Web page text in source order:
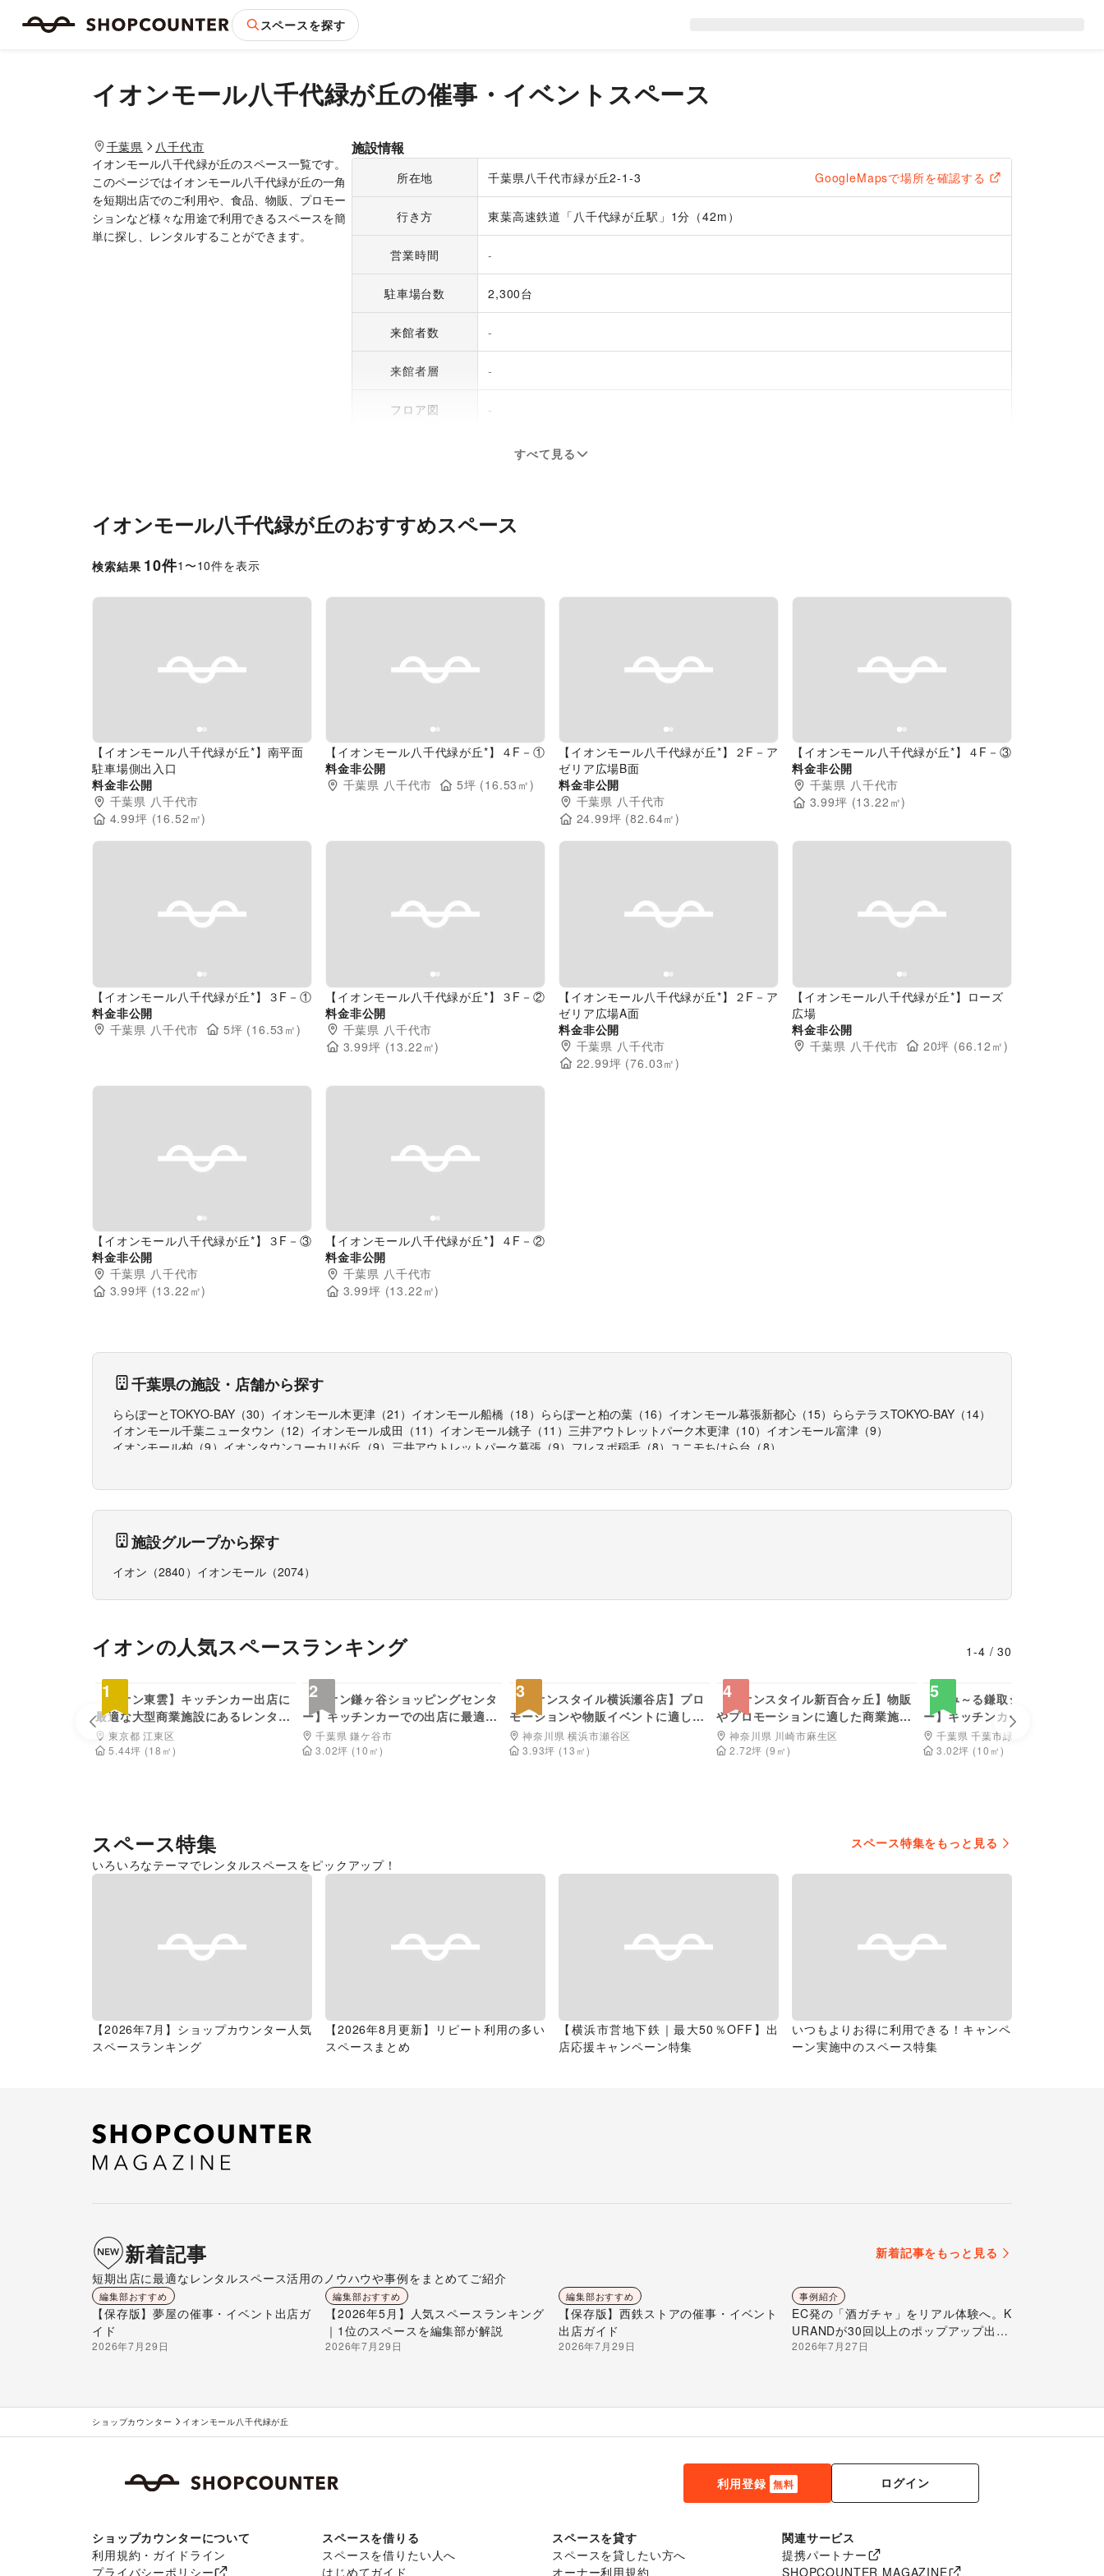
スペースを探す
イオンモール八千代緑が丘の催事・イベントスペース
千葉県
八千代市
イオンモール八千代緑が丘のスペース一覧です。
このページではイオンモール八千代緑が丘の一角
を短期出店でのご利用や、食品、物販、プロモー
ションなど様々な用途で利用できるスペースを簡
単に探し、レンタルすることができます。
施設情報
所在地 千葉県八千代市緑が丘2-1-3 GoogleMapsで場所を確認する
行き方 東葉高速鉄道「八千代緑が丘駅」1分（42m）
営業時間 -
駐車場台数 2,300台
来館者数 -
来館者層 -
フロア図 -
すべて見る
イオンモール八千代緑が丘のおすすめスペース
検索結果 10件1 〜10件を表示
Previous slide
【イオンモール八千代緑が丘*】南平面
駐車場側出入口
料金非公開
千葉県 八千代市
4.99坪 (16.52 ㎡)
Previous slide
【イオンモール八千代緑が丘*】４F－①
料金非公開
千葉県 八千代市 5坪 (16.53 ㎡)
Previous slide
【イオンモール八千代緑が丘*】２F－ア
ゼリア広場B面
料金非公開
千葉県 八千代市
24.99坪 (82.64㎡)
Previous slide
【イオンモール八千代緑が丘*】４F－③
料金非公開
千葉県 八千代市
3.99坪 (13.22 ㎡)
Previous slide
【イオンモール八千代緑が丘*】３F－①
料金非公開
千葉県 八千代市 5坪 (16.53 ㎡)
Previous slide
【イオンモール八千代緑が丘*】３F－②
料金非公開
千葉県 八千代市
3.99坪 (13.22 ㎡)
Previous slide
【イオンモール八千代緑が丘*】２F－ア
ゼリア広場A面
料金非公開
千葉県 八千代市
22.99坪 (76.03㎡)
Previous slide
【イオンモール八千代緑が丘*】ローズ
広場
料金非公開
千葉県 八千代市 20坪 (66.12 ㎡)
Previous slide
【イオンモール八千代緑が丘*】３F－③
料金非公開
千葉県 八千代市
3.99坪 (13.22 ㎡)
Previous slide
【イオンモール八千代緑が丘*】４F－②
料金非公開
千葉県 八千代市
3.99坪 (13.22 ㎡)
千葉県の施設・店舗から探す
ららぽーとTOKYO-BAY（30） イオンモール木更津（21 ） イオンモール船橋 （18 ） ららぽーと柏の葉 （16） イオンモール幕張新都心 （15） ららテラスTOKYO-BAY （14）
イオンモール千葉ニュータウン （12） イオンモール成田 （11 ） イオンモール銚子 （11 ） 三井アウトレットパーク木更津 （10） イオンモール富津 （9）
イオンモール柏 （9 ） イオンタウンユーカリが丘 （9） 三井アウトレットパーク幕張 （9） フレスポ稲毛（8） ユニモちはら台 （8）
施設グループから探す
イオン （2840 ） イオンモール（2074）
イオンの人気スペースランキング 1-4 /30
1
【イオン東雲】キッチンカー出店に
最適な大型商業施設にあるレンタル
スペース
東京都 江東区
5.44坪 (18 ㎡)
2
【イオン鎌ヶ谷ショッピングセンタ
ー】キッチンカーでの出店に最適な
ショッピングセンター出入口付近に
ある屋外スペース①
千葉県 鎌ケ谷市
3.02坪 (10 ㎡)
3
【イオンスタイル横浜瀬谷店】プロ
モーションや物販イベントに適した
駅直結スーパーの風除室スペース
神奈川県 横浜市瀬谷区
3.93坪 (13 ㎡)
4
【イオンスタイル新百合ヶ丘】物販
やプロモーションに適した商業施設
にある2F風除室内のイベントスペー
ス
神奈川県 川崎市麻生区
2.72坪 (9 ㎡)
5
【ゆみ～る鎌取ショッピングセ
ー】キッチンカーでの出店に最
施設出入口付近にある半屋外ス
ス①
千葉県 千葉市緑区
3.02坪 (10 ㎡)
Previous slide Next slide
スペース特集
スペース特集をもっと見る
いろいろなテーマでレンタルスペースをピックアップ！
【2026年7月】ショップカウンター人気
スペースランキング
【2026年8月更新】リピート利用の多い
スペースまとめ
【横浜市営地下鉄｜最大50％OFF】出
店応援キャンペーン特集
いつもよりお得に利用できる！キャンペ
ーン実施中のスペース特集
新着記事
新着記事をもっと見る
短期出店に最適なレンタルスペース活用のノウハウや事例をまとめてご紹介
編集部おすすめ
【保存版】夢屋の催事・イベント出店ガ
イド
2026年7月29日
編集部おすすめ
【2026年5月】人気スペースランキング
｜1位のスペースを編集部が解説
2026年7月29日
編集部おすすめ
【保存版】西鉄ストアの催事・イベント
出店ガイド
2026年7月29日
事例紹介
EC発の「酒ガチャ」をリアル体験へ。K
URANDが30回以上のポップアップ出店
で届ける“新しいお酒との出会い”
2026年7月27日
ショップカウンター イオンモール八千代緑が丘
利用登録 無料 ログイン
ショップカウンターについて
利用規約・ガイドライン
プライバシーポリシー
スペースを借りる
スペースを借りたい人へ
はじめてガイド
スペースを貸す
スペースを貸したい方へ
オーナー利用規約
関連サービス
提携パートナー
SHOPCOUNTER MAGAZINE